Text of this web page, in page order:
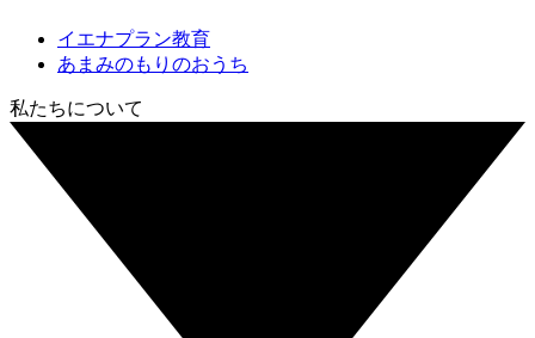
イエナプラン教育
あまみのもりのおうち
私たちについて